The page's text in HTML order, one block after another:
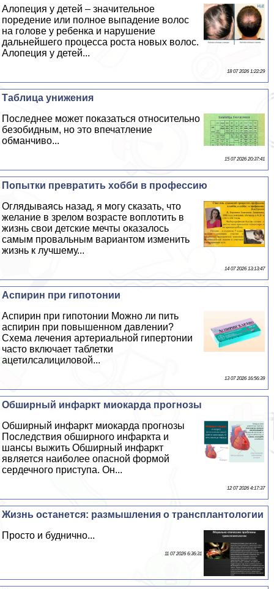
Алопеция у детей – значительное
поредение или полное выпадение волос
на голове у ребенка и нарушение
дальнейшего процесса роста новых волос.
Алопеция у детей...
18 07 2026 1:22:29
Таблица унижения
Последнее может показаться относительно
безобидным, но это впечатление
обманчиво...
15 07 2026 20:37:41
Попытки превратить хобби в профессию
Оглядываясь назад, я могу сказать, что
желание в зрелом возрасте воплотить в
жизнь свои детские мечты оказалось
самым провальным вариантом изменить
жизнь к лучшему...
14 07 2026 13:13:47
Аспирин при гипотонии
Аспирин при гипотонии Можно ли пить
аспирин при повышенном давлении?
Схема лечения артериальной гипертонии
часто включает таблетки
ацетилсалициловой...
13 07 2026 16:56:39
Обширный инфаркт миокарда прогнозы
Обширный инфаркт миокарда прогнозы
Последствия обширного инфаркта и
шансы выжить Обширный инфаркт
является наиболее опасной формой
сердечного приступа. Он...
12 07 2026 4:17:37
Жизнь останется: размышления о трaнcплантологии
Просто и буднично...
11 07 2026 6:36:31